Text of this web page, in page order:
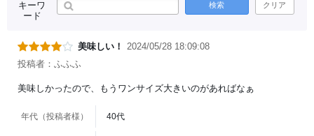
キーワ
ード
検索 クリア
美味しい！
2024/05/28 18:09:08
投稿者：ふふふ
美味しかったので、もうワンサイズ大きいのがあればなぁ
年代（投稿者様） 40代